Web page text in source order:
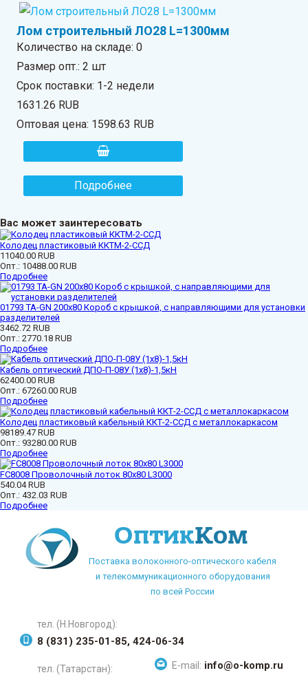
Лом строительный ЛО28 L=1300мм
Количество на складе:0
Размер опт.: 2 шт
Срок поставки: 1-2 недели
1631.26 RUB
Оптовая цена: 1598.63 RUB
Подробнее
Вас может заинтересовать
Колодец пластиковый ККТМ-2-ССД
11040.00 RUB
Опт.: 10488.00 RUB
Подробнее
01793 ТА-GN 200x80 Короб с крышкой, с направляющими для установки
разделителей
3462.72 RUB
Опт.: 2770.18 RUB
Подробнее
Кабель оптический ДПО-П-08У (1х8)-1,5кН
62400.00 RUB
Опт.: 67260.00 RUB
Подробнее
Колодец пластиковый кабельный ККТ-2-ССД с металлокаркасом
98189.47 RUB
Опт.: 93280.00 RUB
Подробнее
FC8008 Проволочный лоток 80х80 L3000
540.04 RUB
Опт.: 432.03 RUB
Подробнее
Поставка волоконного-оптического кабеля
и телекоммуникационного оборудования
по всей России
тел. (Н.Новгород):
8 (831) 235-01-85, 424-06-34
тел. (Татарстан): E-mail: info@o-komp.ru